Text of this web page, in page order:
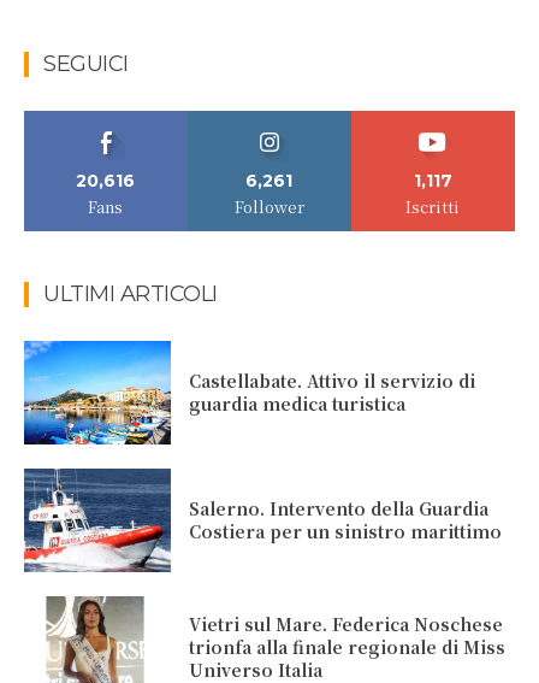
SEGUICI
20,616
Fans
6,261
Follower
1,117
Iscritti
ULTIMI ARTICOLI
Castellabate. Attivo il servizio di
guardia medica turistica
Salerno. Intervento della Guardia
Costiera per un sinistro marittimo
Vietri sul Mare. Federica Noschese
trionfa alla finale regionale di Miss
Universo Italia